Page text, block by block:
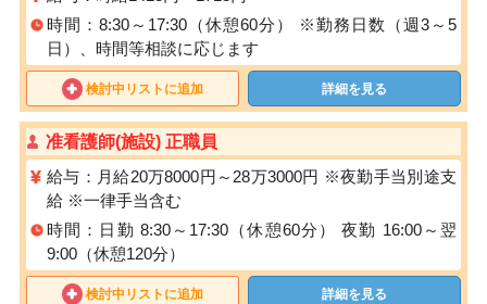
時間：8:30～17:30（休憩60分） ※勤務⽇数（週3～5
日）、時間等相談に応じます
検討中リストに追加 詳細を見る
准看護師(施設) 正職員
給与：月給20万8000円～28万3000円 ※夜勤手当別途支
給 ※一律手当含む
時間：日勤 8:30～17:30（休憩60分） 夜勤 16:00～翌
9:00（休憩120分）
検討中リストに追加 詳細を見る